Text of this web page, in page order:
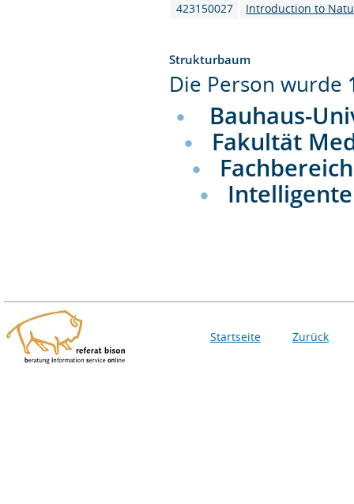
423150027
Introduction to
Strukturbaum
Die Person wurde
Bauhaus-
Fakultät
Startseite Zurück